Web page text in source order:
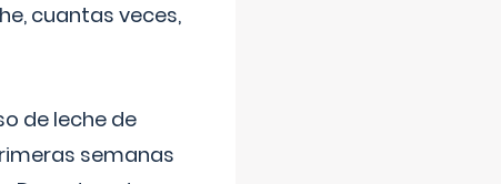
cuantas veces,
de leche de
semanas